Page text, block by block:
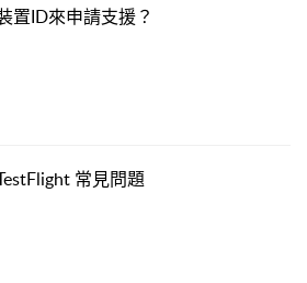
置ID來申請支援？
常見問題